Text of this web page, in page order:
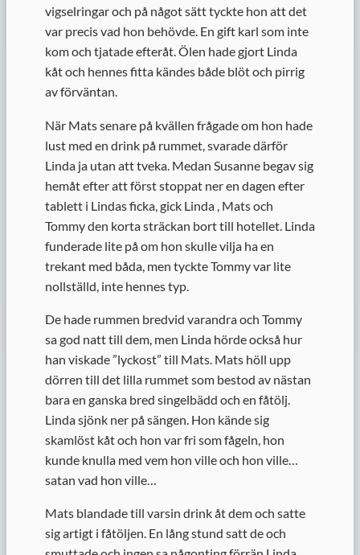
vigselringar och på något sätt tyckte hon att det
var precis vad hon behövde. En gift karl som inte
kom och tjatade efteråt. Ölen hade gjort Linda
kåt och hennes fitta kändes både blöt och pirrig
av förväntan.
När Mats senare på kvällen frågade om hon hade
lust med en drink på rummet, svarade därför
Linda ja utan att tveka. Medan Susanne begav sig
hemåt efter att först stoppat ner en dagen efter
tablett i Lindas ficka, gick Linda , Mats och
Tommy den korta sträckan bort till hotellet. Linda
funderade lite på om hon skulle vilja ha en
trekant med båda, men tyckte Tommy var lite
nollställd, inte hennes typ.
De hade rummen bredvid varandra och Tommy
sa god natt till dem, men Linda hörde också hur
han viskade ”lyckost” till Mats. Mats höll upp
dörren till det lilla rummet som bestod av nästan
bara en ganska bred singelbädd och en fåtölj.
Linda sjönk ner på sängen. Hon kände sig
skamlöst kåt och hon var fri som fågeln, hon
kunde knulla med vem hon ville och hon ville…
satan vad hon ville…
Mats blandade till varsin drink åt dem och satte
sig artigt i fåtöljen. En lång stund satt de och